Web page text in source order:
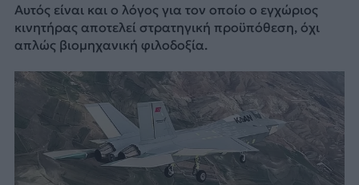
Αυτός είναι και ο λόγος για τον οποίο ο εγχώριος
κινητήρας αποτελεί στρατηγική προϋπόθεση, όχι
απλώς βιομηχανική φιλοδοξία.